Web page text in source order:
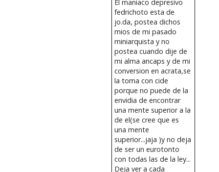
El maniaco depresivo
fedrichoto esta de
jo.da, postea dichos
mios de mi pasado
miniarquista y no
postea cuando dije de
mi alma ancaps y de mi
conversion en acrata,se
la toma con cide
porque no puede de la
envidia de encontrar
una mente superior a la
de el(se cree que es
una mente
superior...jaja )y no deja
de ser un eurotonto
con todas las de la ley...
Deja ver a cada